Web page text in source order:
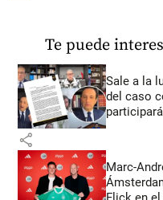
Te puede
Sale a la
del caso
share
Marc-